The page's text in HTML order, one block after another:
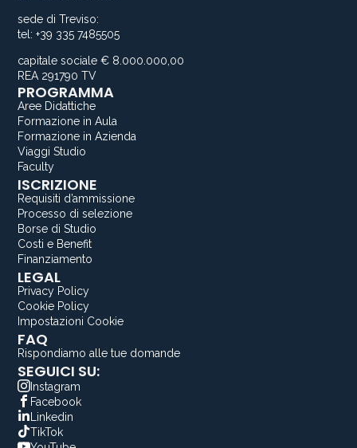
sede di Treviso:
tel: +39 335 7485505
capitale sociale € 8.000.000,00
REA 291790 TV
PROGRAMMA
Aree Didattiche
Formazione in Aula
Formazione in Azienda
Viaggi Studio
Faculty
ISCRIZIONE
Requisiti d’ammissione
Processo di selezione
Borse di Studio
Costi e Benefit
Finanziamento
LEGAL
Privacy Policy
Cookie Policy
Impostazioni Cookie
FAQ
Rispondiamo alle tue domande
SEGUICI SU:
Instagram
Facebook
Linkedin
TikTok